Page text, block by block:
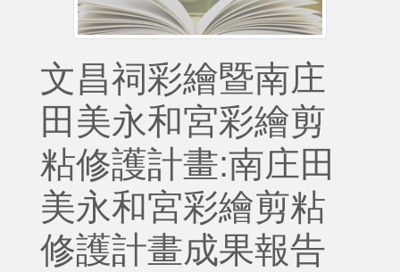
文昌祠彩繪暨南庄
田美永和宮彩繪剪
粘修護計畫:南庄田
美永和宮彩繪剪粘
修護計畫成果報告